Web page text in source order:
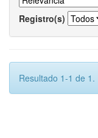
Registro(s)
Resultado 1-1 de 1.